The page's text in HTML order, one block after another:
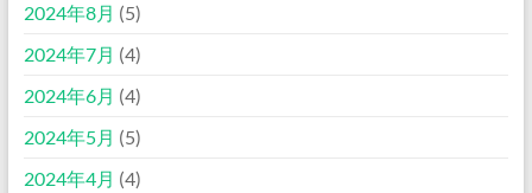
2024年8月 (5)
2024年7月 (4)
2024年6月 (4)
2024年5月 (5)
2024年4月 (4)